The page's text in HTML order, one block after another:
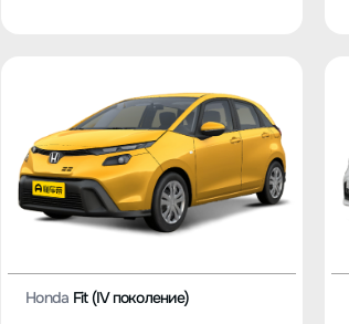
Honda Fit (IV поколение)